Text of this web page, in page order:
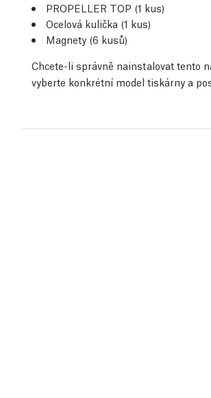
PROPELLER TOP (1 kus)
Ocelová kulička (1 kus)
Magnety (6 kusů)
Chcete-li správně nainstalovat tento
vyberte konkrétní model tiskárny a